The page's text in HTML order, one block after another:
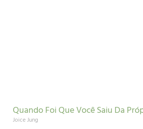
Quando Foi Que Você Saiu Da
Joice Jung